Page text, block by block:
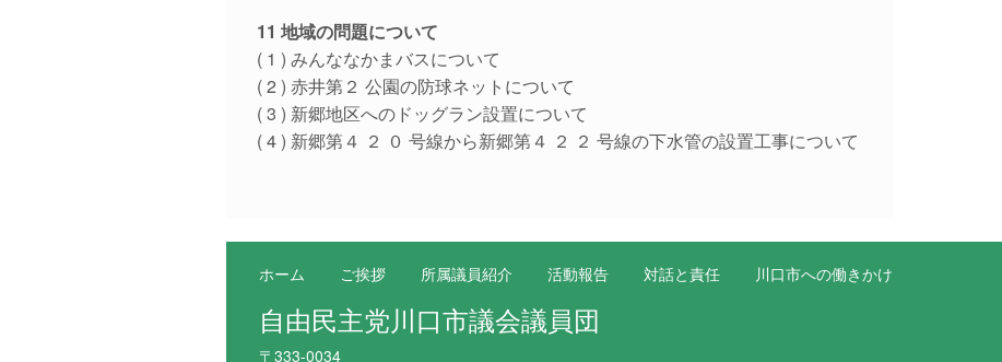
11 地域の問題について
( 1 ) みんななかまバスについて
( 2 ) 赤井第２ 公園の防球ネットについて
( 3 ) 新郷地区へのドッグラン設置について
( 4 ) 新郷第４ ２ ０ 号線から新郷第４ ２ ２ 号線の下水管の設置工事について
ホーム ご挨拶 所属議員紹介 活動報告 対話と責任 川口市への働きかけ
自由民主党川口市議会議員団
〒333-0034